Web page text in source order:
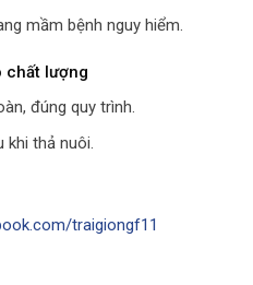
mầm bệnh nguy hiểm.
chất lượng
đúng quy trình.
khi thả nuôi.
traigiongf11